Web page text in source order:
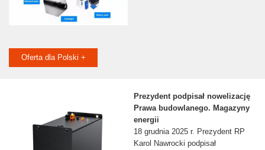
Oferta dla Polski +
Prezydent podpisał nowelizację
Prawa budowlanego. Magazyny
energii
18 grudnia 2025 r. Prezydent RP
Karol Nawrocki podpisał